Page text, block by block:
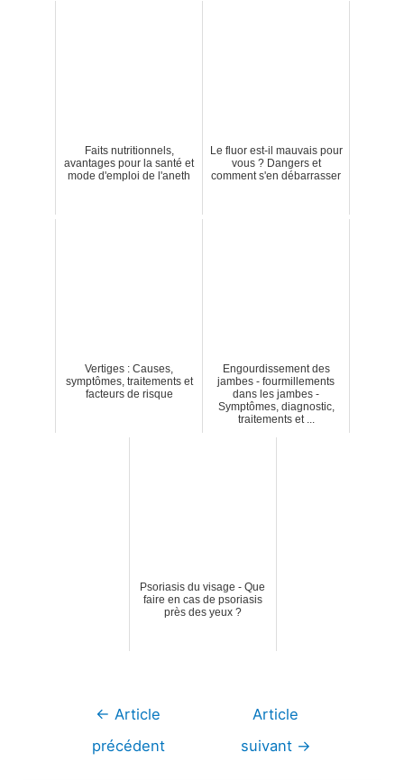
Faits nutritionnels,
avantages pour la santé et
mode d'emploi de l'aneth
Le fluor est-il mauvais pour
vous ? Dangers et
comment s'en débarrasser
Vertiges : Causes,
symptômes, traitements et
facteurs de risque
Engourdissement des
jambes - fourmillements
dans les jambes -
Symptômes, diagnostic,
traitements et ...
Psoriasis du visage - Que
faire en cas de psoriasis
près des yeux ?
Navigation
← Article
précédent
Article
suivant →